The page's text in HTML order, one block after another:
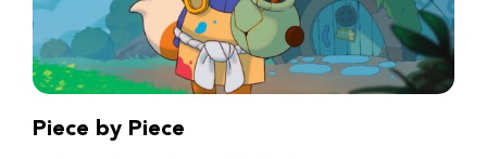
Piece by Piece